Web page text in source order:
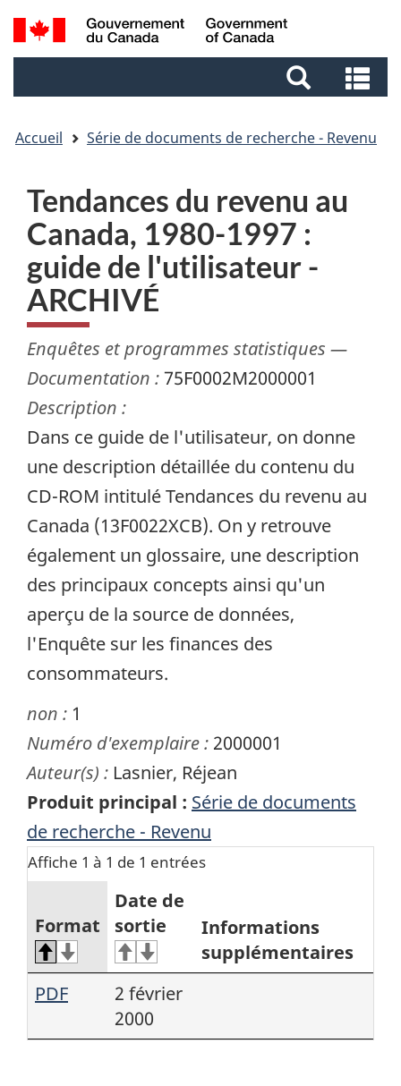
Aller
au
Aller
au
Passer
à
Recherche
et
et
Accueil Série de documents de recherche - Revenu
Tendances du revenu au
Canada, 1980-1997 :
guide de l'utilisateur -
ARCHIVÉ
Enquêtes et programmes statistiques —
Documentation :75F0002M2000001
Description :
Dans ce guide de l'utilisateur, on donne
une description détaillée du contenu du
CD-ROM intitulé Tendances du revenu au
Canada (13F0022XCB). On y retrouve
également un glossaire, une description
des principaux concepts ainsi qu'un
aperçu de la source de données,
l'Enquête sur les finances des
consommateurs.
non : 1
Numéro d'exemplaire : 2000001
Auteur(s) : Lasnier, Réjean
Produit principal : Série de documents
de recherche - Revenu
Affiche 1 à 1 de 1 entrées
Format
Date de
sortie
Informations
supplémentaires
PDF
2 février
2000